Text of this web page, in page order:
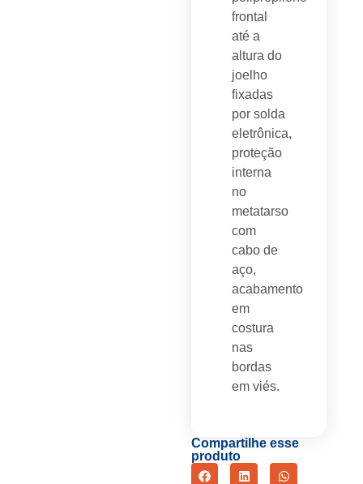
frontal
até a
altura do
joelho
fixadas
por solda
eletrônica,
proteção
interna
no
metatarso
com
cabo de
aço,
acabamento
em
costura
nas
bordas
em viés.
Compartilhe esse
produto